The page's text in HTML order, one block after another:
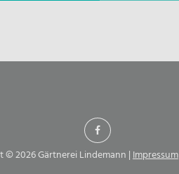
© 2026 Gärtnerei Lindemann |Impressum